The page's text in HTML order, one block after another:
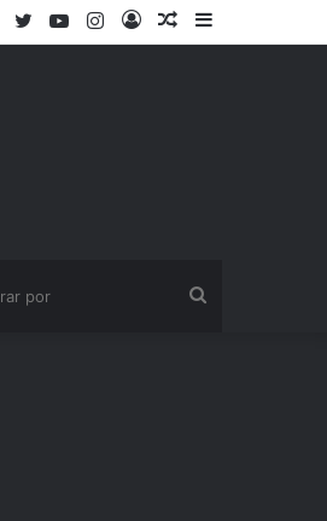
Barra
Artigo
Entrar
Instagram
YouTube
Twitter